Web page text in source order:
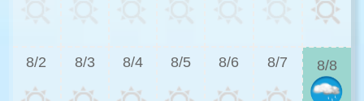
8/2 8/3 8/4 8/5 8/6 8/7 8/8